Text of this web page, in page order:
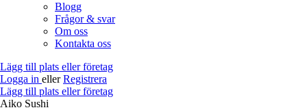
Blogg
Frågor & svar
Om oss
Kontakta oss
Lägg till plats eller företag
Logga in eller Registrera
Lägg till plats eller företag
Aiko Sushi